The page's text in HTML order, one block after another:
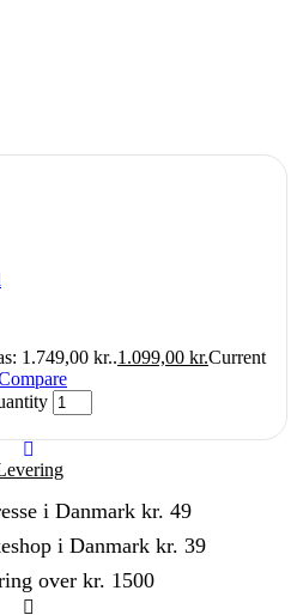
1.749,00 kr..1.099,00 kr.Current
i Danmark kr. 49
i Danmark kr. 39
over kr. 1500